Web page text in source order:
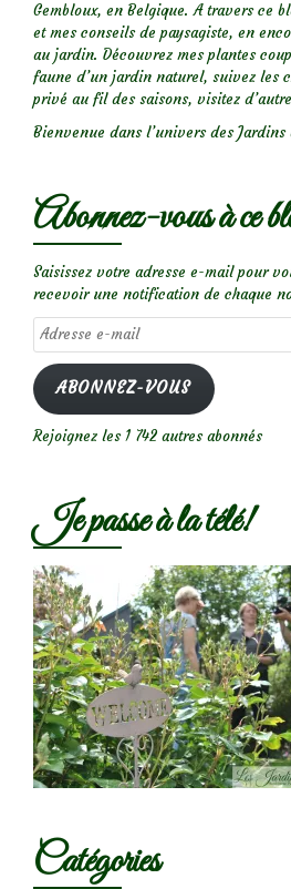
Gembloux, en Belgique. A travers ce
et mes conseils de paysagiste, en
au jardin. Découvrez mes plantes
faune d’un jardin naturel, suivez les
privé au fil des saisons, visitez
Bienvenue dans l’univers des
Abonnez-vous à ce
Saisissez votre adresse e-mail pour
recevoir une notification de chaque
Adresse
e-
mail
ABONNEZ-VOUS
Rejoignez les 1 742 autres abonnés
Je passe à la télé!
Catégories